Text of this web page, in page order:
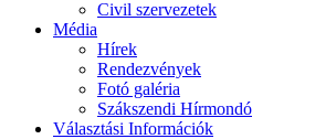
Civil szervezetek
Média
Hírek
Rendezvények
Fotó galéria
Szákszendi Hírmondó
Választási Információk